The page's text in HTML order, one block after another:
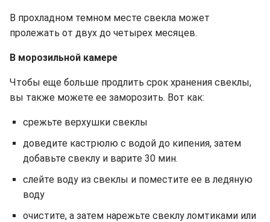
В прохладном темном месте свекла может
пролежать от двух до четырех месяцев.
В морозильной камере
Чтобы еще больше продлить срок хранения свеклы,
вы также можете ее заморозить. Вот как:
срежьте верхушки свеклы
доведите кастрюлю с водой до кипения, затем
добавьте свеклу и варите 30 мин.
слейте воду из свеклы и поместите ее в ледяную
воду
очистите, а затем нарежьте свеклу ломтиками или